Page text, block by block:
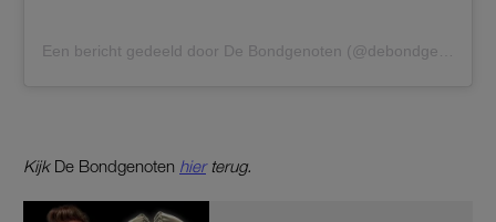
Een bericht gedeeld door De Bondgenoten (@debondgenotennl)
Kijk De Bondgenoten hierterug.